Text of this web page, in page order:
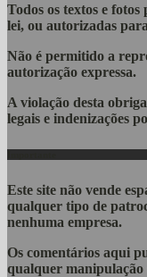
Todos os textos e fotos
lei, ou autorizadas
Não é permitido a
autorização expressa.
A violação desta
legais e indenizações
Este site não vende
qualquer tipo de
nenhuma empresa.
Os comentários aqui
qualquer manipulação